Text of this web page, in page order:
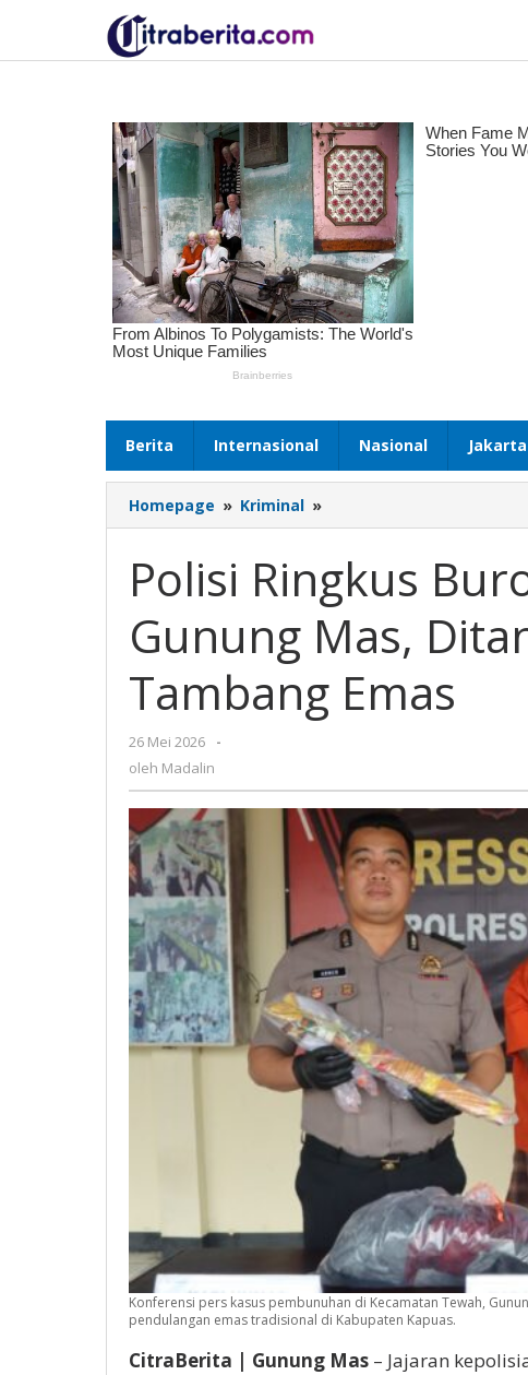
konten
Berita Internasional Nasional Jakarta
Homepage » Kriminal »
Ringkus
Pembunuhan
di
Gunung
Mas,
Ditangkap
di
Pondok
Polisi Ringkus
Gunung Mas,
Tambang Emas
26 Mei 2026
oleh
-
oleh Madalin
Konferensi pers kasus pembunuhan di Kecamatan Tewah,
pendulangan emas tradisional di Kabupaten Kapuas.
CitraBerita | Gunung Mas – Jajaran